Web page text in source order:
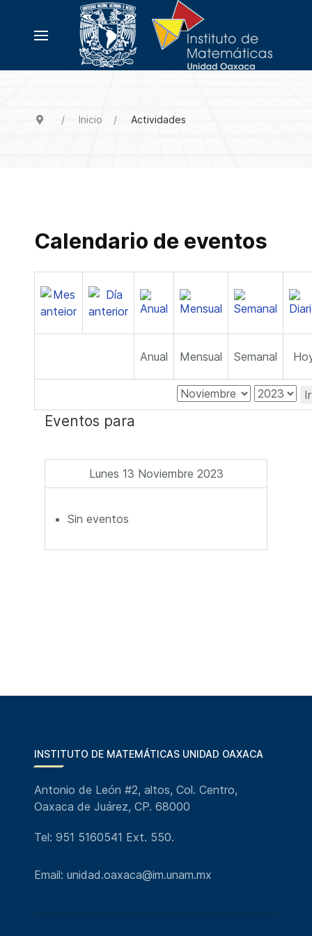
Inicio Actividades
Calendario de eventos
Anual Mensual Semanal
Eventos para
Lunes 13 Noviembre 2023
Sin eventos
INSTITUTO DE MATEMÁTICAS UNIDAD OAXACA
Antonio de León #2, altos, Col. Centro,
Oaxaca de Juárez, CP. 68000
Tel: 951 5160541 Ext. 550.
Email: unidad.oaxaca@im.unam.mx